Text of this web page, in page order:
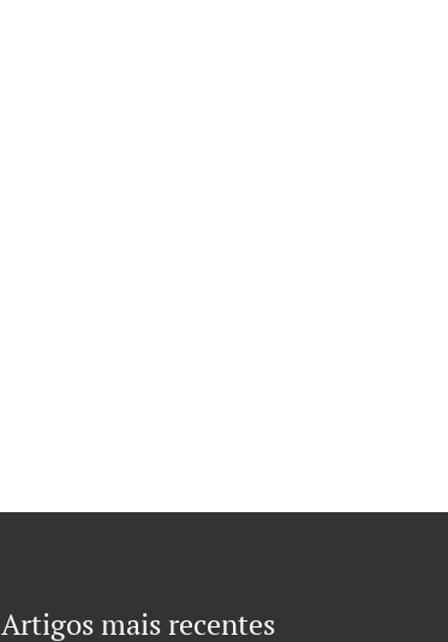
Artigos mais recentes